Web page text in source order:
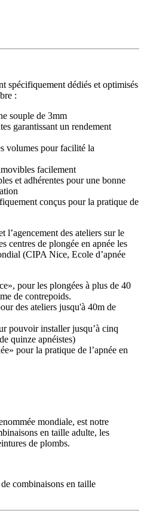
spécifiquement dédiés et optimisés
:
souple de 3mm
garantissant un rendement
volumes pour facilité la
facilement
et adhérentes pour une bonne
conçus pour la pratique de
l’agencement des ateliers sur le
centres de plongée en apnée les
(CIPA Nice, Ecole d’apnée
pour les plongées à plus de 40
de contrepoids.
des ateliers jusqu'à 40m de
pouvoir installer jusqu’à cinq
quinze apnéistes)
pour la pratique de l’apnée en
mondiale, est notre
en taille adulte, les
de plombs.
combinaisons en taille